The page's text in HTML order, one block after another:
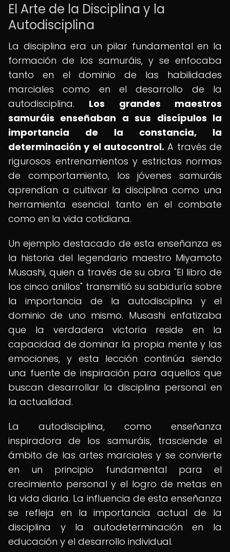
El Arte de la Disciplina y la
Autodisciplina
La disciplina era un pilar fundamental en la
formación de los samuráis, y se enfocaba
tanto en el dominio de las habilidades
marciales como en el desarrollo de la
autodisciplina. Los grandes maestros
samuráis enseñaban a sus discípulos la
importancia de la constancia, la
determinación y el autocontrol. A través de
rigurosos entrenamientos y estrictas normas
de comportamiento, los jóvenes samuráis
aprendían a cultivar la disciplina como una
herramienta esencial tanto en el combate
como en la vida cotidiana.
Un ejemplo destacado de esta enseñanza es
la historia del legendario maestro Miyamoto
Musashi, quien a través de su obra "El libro de
los cinco anillos" transmitió su sabiduría sobre
la importancia de la autodisciplina y el
dominio de uno mismo. Musashi enfatizaba
que la verdadera victoria reside en la
capacidad de dominar la propia mente y las
emociones, y esta lección continúa siendo
una fuente de inspiración para aquellos que
buscan desarrollar la disciplina personal en
la actualidad.
La autodisciplina, como enseñanza
inspiradora de los samuráis, trasciende el
ámbito de las artes marciales y se convierte
en un principio fundamental para el
crecimiento personal y el logro de metas en
la vida diaria. La influencia de esta enseñanza
se refleja en la importancia actual de la
disciplina y la autodeterminación en la
educación y el desarrollo individual.